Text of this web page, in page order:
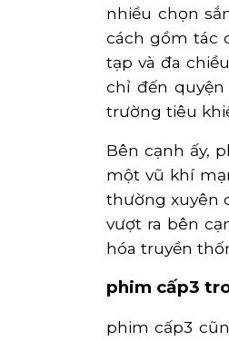
nhiều chọn
cách gồm tác
tạp và đa
chỉ đến
trường tiêu
Bên cạnh ấy,
một vũ khí
thường xuyên
vượt ra bên
hóa truyền
phim cấp3
phim cấp3